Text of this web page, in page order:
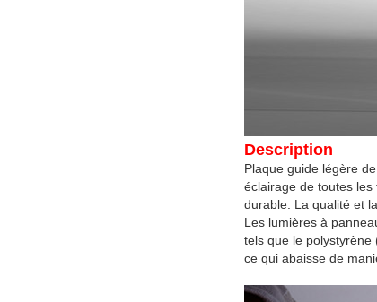
Description
Plaque guide légère
éclairage de toutes
durable. La qualité et
Les lumières à
tels que le polystyrène
ce qui abaisse de